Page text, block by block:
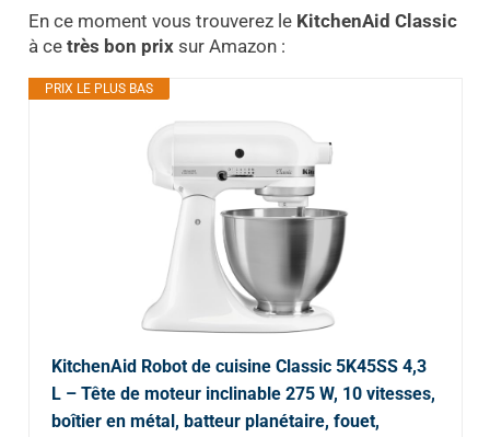
En ce moment vous trouverez le KitchenAid Classic
à ce très bon prixsur Amazon :
PRIX LE PLUS BAS
KitchenAid Robot de cuisine Classic 5K45SS 4,3
L – Tête de moteur inclinable 275 W, 10 vitesses,
boîtier en métal, batteur planétaire, fouet,